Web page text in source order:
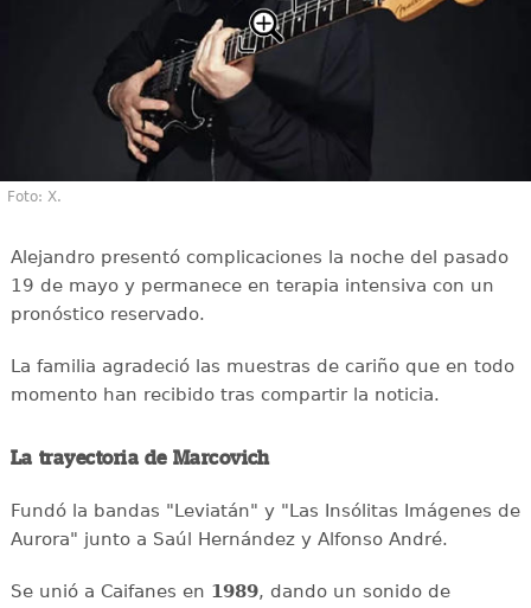
Foto: X.
Alejandro presentó complicaciones la noche del pasado
19 de mayo y permanece en terapia intensiva con un
pronóstico reservado.
La familia agradeció las muestras de cariño que en todo
momento han recibido tras compartir la noticia.
La trayectoria de Marcovich
Fundó la bandas "Leviatán" y "Las Insólitas Imágenes de
Aurora" junto a Saúl Hernández y Alfonso André.
Se unió a Caifanes en 1989, dando un sonido de